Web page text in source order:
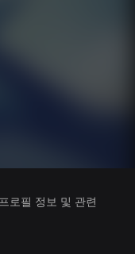
로필 정보 및 관련